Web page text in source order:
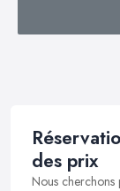
des prix
Nous